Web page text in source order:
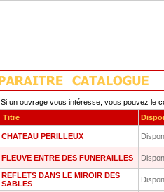
Si un ouvrage vous intéresse, vous pouvez le
Titre
CHATEAU PERILLEUX
FLEUVE ENTRE DES FUNERAILLES
REFLETS DANS LE MIROIR DES
SABLES